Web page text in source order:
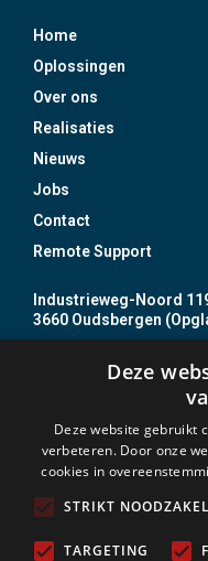
Home
Oplossingen
Over ons
Realisaties
Nieuws
Jobs
Contact
Remote Support
Industrieweg-Noord
3660 Oudsbergen
info@jojo.be
B.Z. nr. 20 0031 14
Incert Nr. B- 1513
BOSEC B-9408-FD
Vergund als
Deze
Deze website gebruikt
verbeteren. Door onze
cookies in
STRIKT
TARGETING